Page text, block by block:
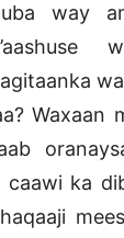
way
Waxaan
ka